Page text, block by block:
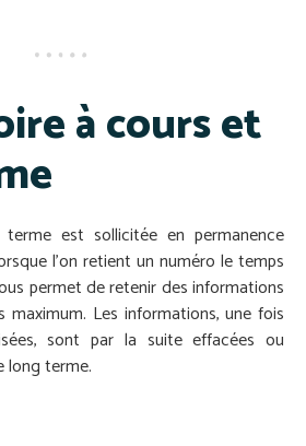
à cours et
est sollicitée en permanence
l’on retient un numéro le temps
permet de retenir des informations
maximum. Les informations, une fois
sont par la suite effacées ou
long terme.